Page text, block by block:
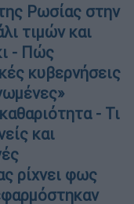
Ρωσίας στην
τιμών και
- Πώς
κυβερνήσεις
- Τι
και
ρίχνει φως